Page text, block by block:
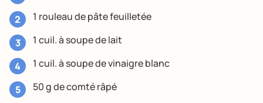
1 rouleau de pâte feuilletée
1 cuil. à soupe de lait
1 cuil. à soupe de vinaigre blanc
50 g de comté râpé